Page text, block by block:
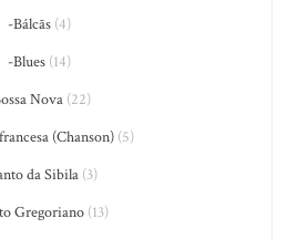
-Bálcãs(4)
-Blues(14)
Nova (22)
(Chanson)(5)
da Sibila(3)
Gregoriano (13)